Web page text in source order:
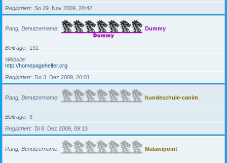
Registriert
So 29. Nov 2009, 20:42
Rang, Benutzername Dummy
Beiträge
131
Website
http://homepagehelfer.org
Registriert
Do 3. Dez 2009, 20:01
Rang, Benutzername hundeschule-canim
Beiträge
3
Registriert
Di 8. Dez 2009, 09:13
Rang, Benutzername Malawipoint